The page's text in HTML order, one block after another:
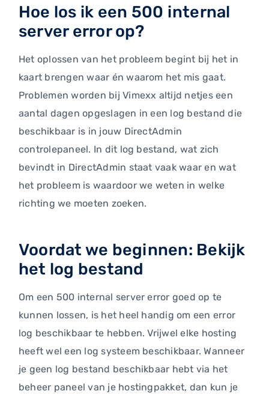
Hoe los ik een 500 internal
server error op?
Het oplossen van het probleem begint bij het in
kaart brengen waar én waarom het mis gaat.
Problemen worden bij Vimexx altijd netjes een
aantal dagen opgeslagen in een log bestand die
beschikbaar is in jouw DirectAdmin
controlepaneel. In dit log bestand, wat zich
bevindt in DirectAdmin staat vaak waar en wat
het probleem is waardoor we weten in welke
richting we moeten zoeken.
Voordat we beginnen: Bekijk
het log bestand
Om een 500 internal server error goed op te
kunnen lossen, is het heel handig om een error
log beschikbaar te hebben. Vrijwel elke hosting
heeft wel een log systeem beschikbaar. Wanneer
je geen log bestand beschikbaar hebt via het
beheer paneel van je hostingpakket, dan kun je